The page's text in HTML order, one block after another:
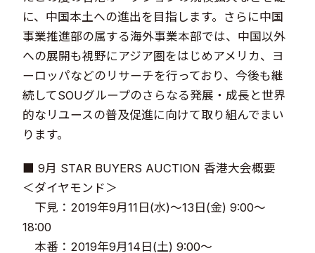
に、中国本土への進出を目指します。さらに中国
事業推進部の属する海外事業本部では、中国以外
への展開も視野にアジア圏をはじめアメリカ、ヨ
ーロッパなどのリサーチを行っており、今後も継
続してSOUグループのさらなる発展・成長と世界
的なリユースの普及促進に向けて取り組んでまい
ります。
■ 9月 STAR BUYERS AUCTION 香港大会概要
＜ダイヤモンド＞
下見：2019年9月11日(水)～13日(金) 9:00～
18:00
本番：2019年9月14日(土) 9:00～